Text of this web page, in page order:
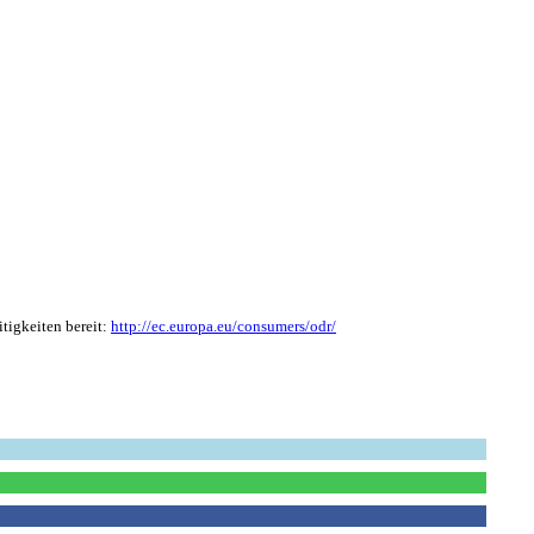
bereit: http://ec.europa.eu/consumers/odr/